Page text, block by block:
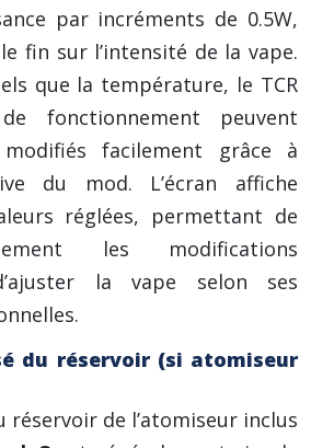
par incréments de 0.5W,
fin sur l’intensité de la vape.
que la température, le TCR
fonctionnement peuvent
facilement grâce à
du mod. L’écran affiche
réglées, permettant de
les modifications
la vape selon ses
du réservoir (si atomiseur
réservoir de l’atomiseur inclus